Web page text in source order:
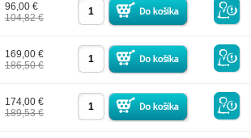
96,00 €
104,82 €
169,00 €
186,50 €
174,00 €
189,53 €